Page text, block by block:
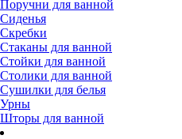
Поручни для ванной
Сиденья
Скребки
Стаканы для ванной
Стойки для ванной
Столики для ванной
Сушилки для белья
Урны
Шторы для ванной